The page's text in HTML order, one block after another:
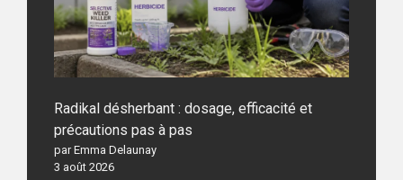
Radikal désherbant : dosage, efficacité et
précautions pas à pas
par Emma Delaunay
3 août 2026